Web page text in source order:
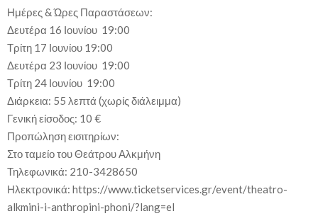
Ημέρες & Ώρες Παραστάσεων:
Δευτέρα 16 Ιουνίου 19:00
Τρίτη 17 Ιουνίου 19:00
Δευτέρα 23 Ιουνίου 19:00
Τρίτη 24 Ιουνίου 19:00
Διάρκεια: 55 λεπτά (χωρίς διάλειμμα)
Γενική είσοδος: 10 €
Προπώληση εισιτηρίων:
Στο ταμείο του Θεάτρου Αλκμήνη
Τηλεφωνικά: 210-3428650
Ηλεκτρονικά: https://www.ticketservices.gr/event/theatro-
alkmini-i-anthropini-phoni/?lang=el